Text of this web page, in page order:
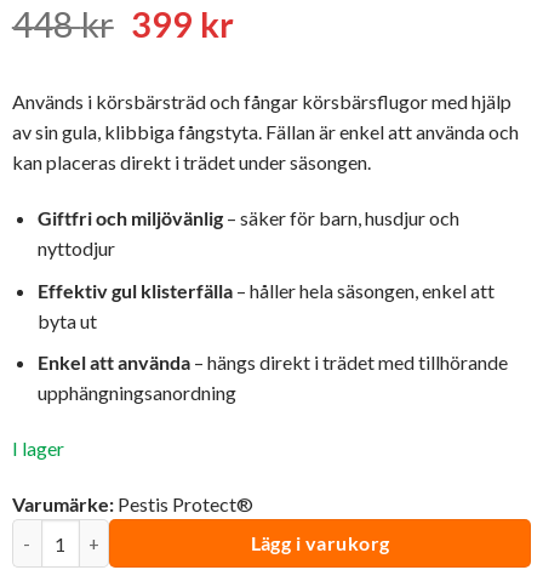
448kr Det
priset
var:
448 kr.
399 krDet
priset
är:
399 kr.
Används i körsbärsträd och fångar körsbärsflugor med hjälp
av sin gula, klibbiga fångstyta. Fällan är enkel att använda och
kan placeras direkt i trädet under säsongen.
Giftfri och miljövänlig– säker för barn, husdjur och
nyttodjur
Effektiv gul klisterfälla– håller hela säsongen, enkel att
byta ut
Enkel att använda– hängs direkt i trädet med tillhörande
upphängningsanordning
I lager
Varumärke: Pestis Protect®
Lägg i varukorg